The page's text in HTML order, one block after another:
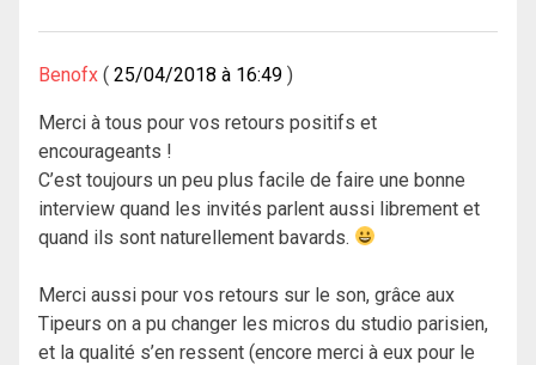
Benofx 25/04/2018 à 16:49
Merci à tous pour vos retours positifs et
encourageants !
C’est toujours un peu plus facile de faire une bonne
interview quand les invités parlent aussi librement et
quand ils sont naturellement bavards.
Merci aussi pour vos retours sur le son, grâce aux
Tipeurs on a pu changer les micros du studio parisien,
et la qualité s’en ressent (encore merci à eux pour le